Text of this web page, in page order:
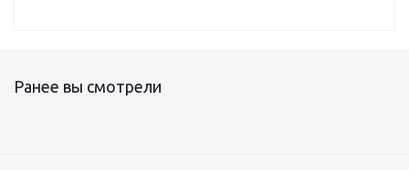
Ранее вы смотрели